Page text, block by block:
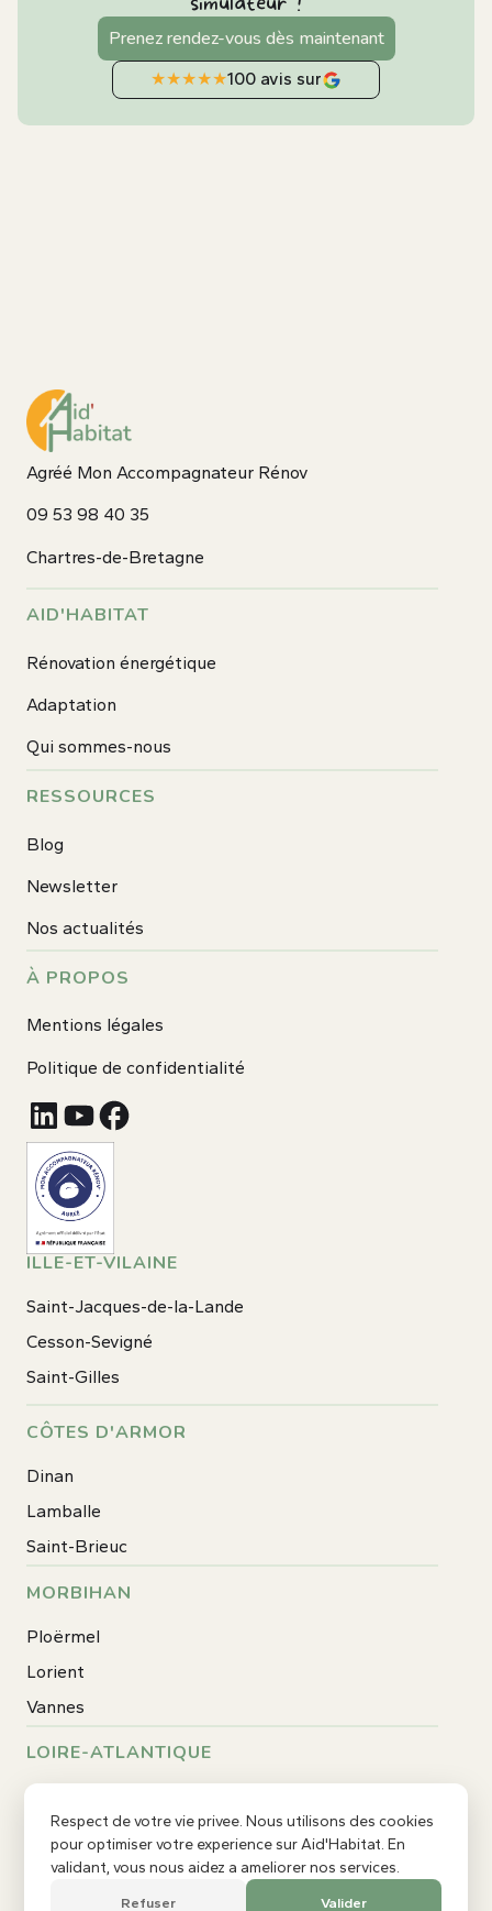
Prenez rendez-vous dès maintenant
★★★★★100 avis sur
Agréé Mon Accompagnateur Rénov
09 53 98 40 35
Chartres-de-Bretagne
AID'HABITAT
Rénovation énergétique
Adaptation
Qui sommes-nous
RESSOURCES
Blog
Newsletter
Nos actualités
À PROPOS
Mentions légales
Politique de confidentialité
ILLE-ET-VILAINE
Saint-Jacques-de-la-Lande
Cesson-Sevigné
Saint-Gilles
CÔTES D'ARMOR
Dinan
Lamballe
Saint-Brieuc
MORBIHAN
Ploërmel
Lorient
Vannes
LOIRE-ATLANTIQUE
Saint-Nazaire
Nantes
Respect de votre vie privee. Nous utilisons des cookies
pour optimiser votre experience sur Aid'Habitat. En
validant, vous nous aidez a ameliorer nos services.
Refuser Valider